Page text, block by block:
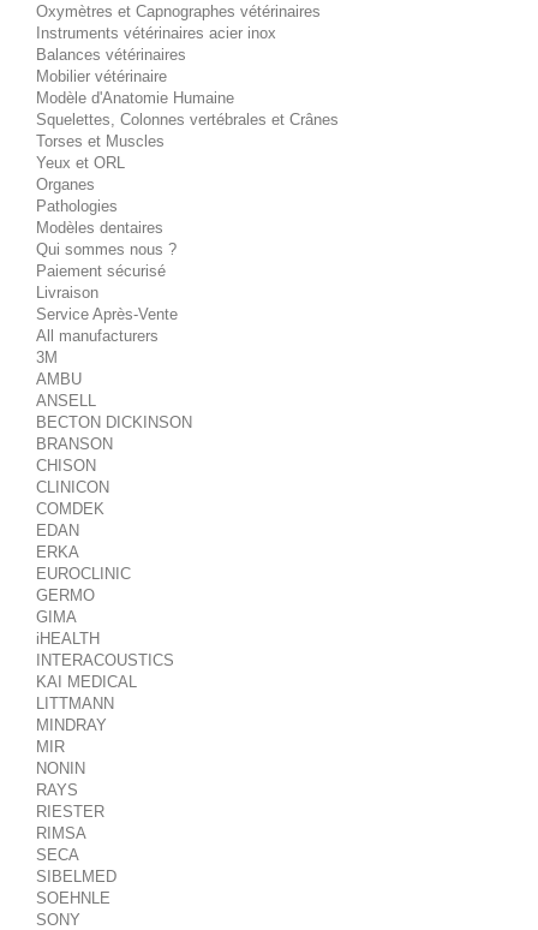
Oxymètres et Capnographes vétérinaires
Instruments vétérinaires acier inox
Balances vétérinaires
Mobilier vétérinaire
Modèle d'Anatomie Humaine
Squelettes, Colonnes vertébrales et Crânes
Torses et Muscles
Yeux et ORL
Organes
Pathologies
Modèles dentaires
Qui sommes nous ?
Paiement sécurisé
Livraison
Service Après-Vente
All manufacturers
3M
AMBU
ANSELL
BECTON DICKINSON
BRANSON
CHISON
CLINICON
COMDEK
EDAN
ERKA
EUROCLINIC
GERMO
GIMA
iHEALTH
INTERACOUSTICS
KAI MEDICAL
LITTMANN
MINDRAY
MIR
NONIN
RAYS
RIESTER
RIMSA
SECA
SIBELMED
SOEHNLE
SONY